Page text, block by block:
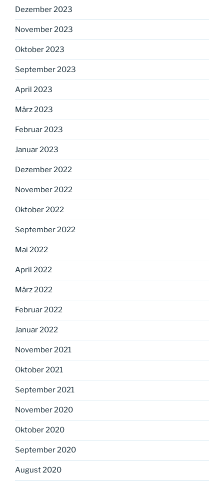
Dezember 2023
November 2023
Oktober 2023
September 2023
April 2023
März 2023
Februar 2023
Januar 2023
Dezember 2022
November 2022
Oktober 2022
September 2022
Mai 2022
April 2022
März 2022
Februar 2022
Januar 2022
November 2021
Oktober 2021
September 2021
November 2020
Oktober 2020
September 2020
August 2020